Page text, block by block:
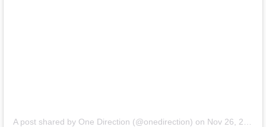
A post shared by One Direction (@onedirection) on Nov 26, 2015 at 4:31am PST